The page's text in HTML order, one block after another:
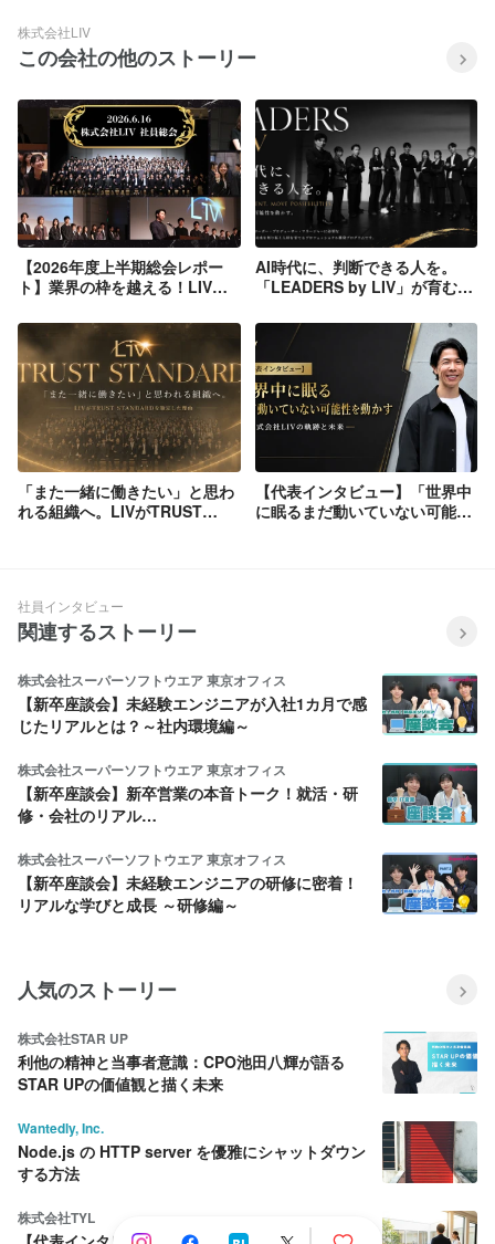
株式会社LIV
この会社の他のストーリー
【2026年度上半期総会レポー
ト】業界の枠を越える！LIVが
年、私たちはどこへ向かうの
か？」
AI時代に、判断できる人を。
「LEADERS by LIV」が育む未
「また一緒に働きたい」と思わ
れる組織へ。LIVがTRUST
【代表インタビュー】「世界中
に眠るまだ動いていない可能性
社員インタビュー
関連するストーリー
株式会社スーパーソフトウエア 東京オフィス
【新卒座談会】未経験エンジニアが入社1カ月で感
じたリアルとは？～社内環境編～
株式会社スーパーソフトウエア 東京オフィス
【新卒座談会】新卒営業の本音トーク！就活・研
修・会社のリアル…
株式会社スーパーソフトウエア 東京オフィス
【新卒座談会】未経験エンジニアの研修に密着！
リアルな学びと成長 ～研修編～
人気のストーリー
株式会社STAR UP
利他の精神と当事者意識：CPO池田八輝が語る
STAR UPの価値観と描く未来
Wantedly, Inc.
Node.js の HTTP server を優雅にシャットダウン
する方法
株式会社TYL